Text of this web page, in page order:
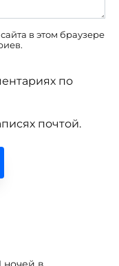
в этом браузере
по
почтой.